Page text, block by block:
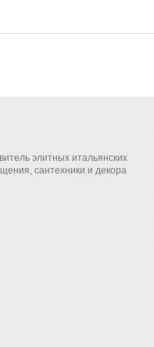
элитных итальянских
сантехники и декора